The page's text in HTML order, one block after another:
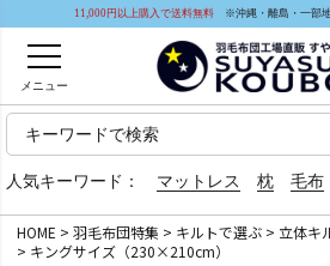
11,000円以上購入で送料無料 ※沖縄・離島・一部
メニュー
人気キーワード： マットレス 枕 毛布
HOME 羽毛布団特集 キルトで選ぶ
立体キ
キングサイズ（230×210cm）